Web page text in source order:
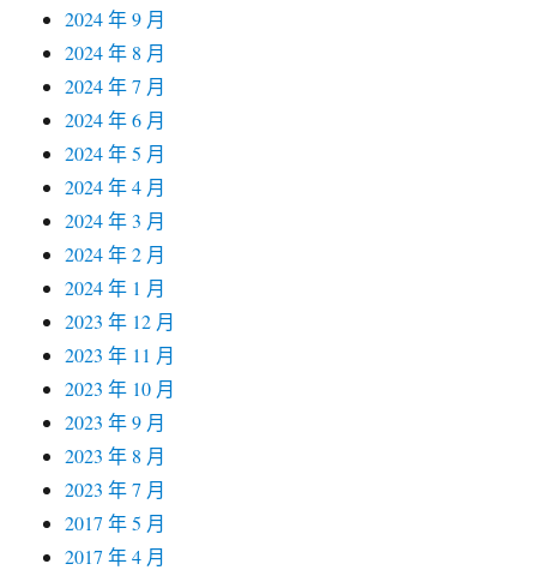
2024 年 9 月
2024 年 8 月
2024 年 7 月
2024 年 6 月
2024 年 5 月
2024 年 4 月
2024 年 3 月
2024 年 2 月
2024 年 1 月
2023 年 12 月
2023 年 11 月
2023 年 10 月
2023 年 9 月
2023 年 8 月
2023 年 7 月
2017 年 5 月
2017 年 4 月